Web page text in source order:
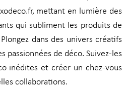
mettant en lumière des
qui subliment les produits de
dans des univers créatifs
passionnées de déco. Suivez-les
inédites et créer un chez-vous
collaborations.